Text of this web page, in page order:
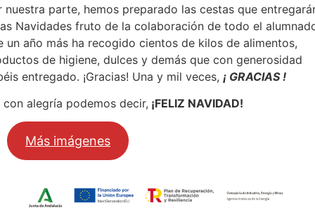
nuestra parte, hemos preparado las cestas que
Navidades fruto de la colaboración de todo el
un año más ha recogido cientos de kilos de alimentos,
de higiene, dulces y demás que con generosidad
entregado. ¡Gracias! Una y mil veces, ¡ GRACIAS !
con alegría podemos decir, ¡FELIZ NAVIDAD!
Más imágenes